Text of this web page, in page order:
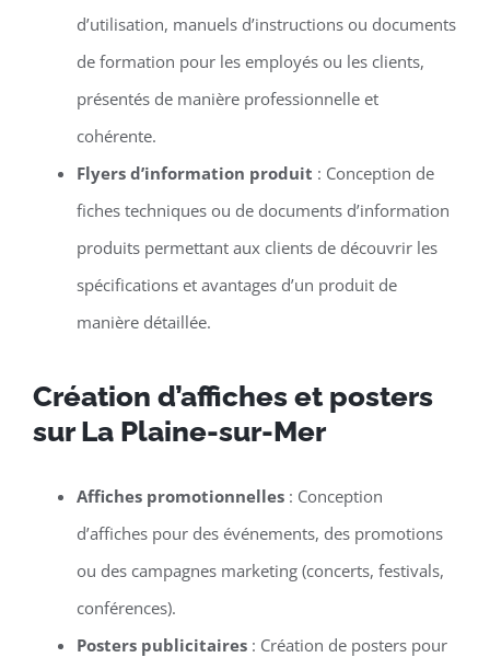
d’utilisation, manuels d’instructions ou documents
de formation pour les employés ou les clients,
présentés de manière professionnelle et
cohérente.
Flyers d’information produit : Conception de
fiches techniques ou de documents d’information
produits permettant aux clients de découvrir les
spécifications et avantages d’un produit de
manière détaillée.
Création d’affiches et posters
sur La Plaine-sur-Mer
Affiches promotionnelles: Conception
d’affiches pour des événements, des promotions
ou des campagnes marketing (concerts, festivals,
conférences).
Posters publicitaires: Création de posters pour